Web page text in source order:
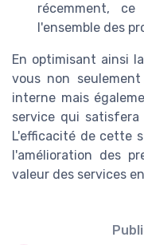
récemment,
l'ensemble des
En optimisant ainsi
vous non
interne mais
service qui
L'efficacité de cette
l'amélioration des
valeur des services